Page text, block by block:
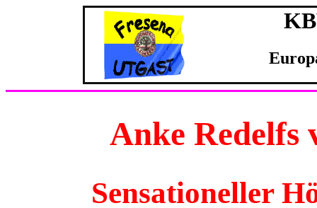
Anke
Sensationeller